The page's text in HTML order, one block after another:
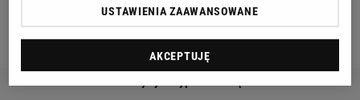
brakuje im pieniędzy. Jeśli tak, to dobry moment na
jego sprzedaż.
USTAWIENIA ZAAWANSOWANE
AKCEPTUJĘ